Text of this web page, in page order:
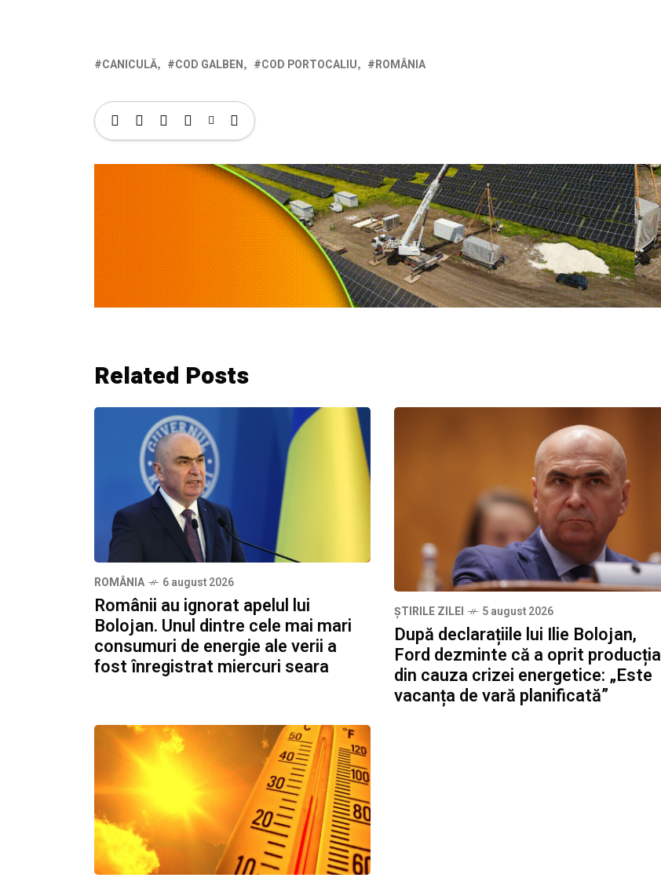
CANICULĂ COD GALBEN COD PORTOCALIU ROMÂNIA
Related Posts
ROMÂNIA 6 august 2026
Românii au ignorat apelul lui
Bolojan. Unul dintre cele mai mari
consumuri de energie ale verii a
fost înregistrat miercuri seara
ȘTIRILE ZILEI 5 august 2026
După declarațiile lui Ilie Bolojan,
Ford dezminte că a oprit producția
din cauza crizei energetice: „Este
vacanța de vară planificată”